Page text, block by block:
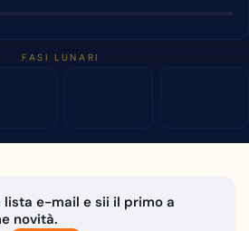
FASI LUNARI
e-mail e sii il primo a
novità.